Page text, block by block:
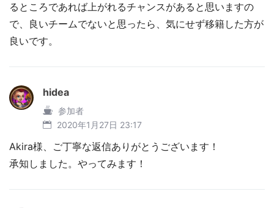
るところであれば上がれるチャンスがあると思いますの
で、良いチームでないと思ったら、気にせず移籍した方が
良いです。
hidea
参加者
2020年1月27日 23:17
Akira様、ご丁寧な返信ありがとうございます！
承知しました。やってみます！